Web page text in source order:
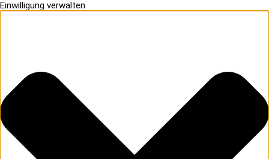
Einwilligung verwalten